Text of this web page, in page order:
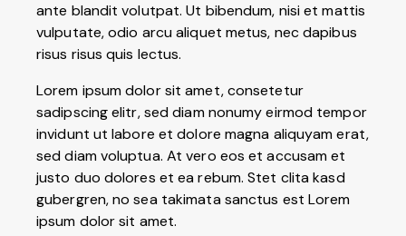
ante blandit volutpat. Ut bibendum, nisi et mattis
vulputate, odio arcu aliquet metus, nec dapibus
risus risus quis lectus.
Lorem ipsum dolor sit amet, consetetur
sadipscing elitr, sed diam nonumy eirmod tempor
invidunt ut labore et dolore magna aliquyam erat,
sed diam voluptua. At vero eos et accusam et
justo duo dolores et ea rebum. Stet clita kasd
gubergren, no sea takimata sanctus est Lorem
ipsum dolor sit amet.